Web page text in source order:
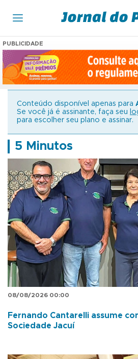
PUBLICIDADE
Conteúdo disponível apenas para
Se você já é assinante, faça seu
para escolher seu plano e assinar.
5 Minutos
08/08/2026 00:00
Fernando Cantarelli assume
Sociedade Jacuí